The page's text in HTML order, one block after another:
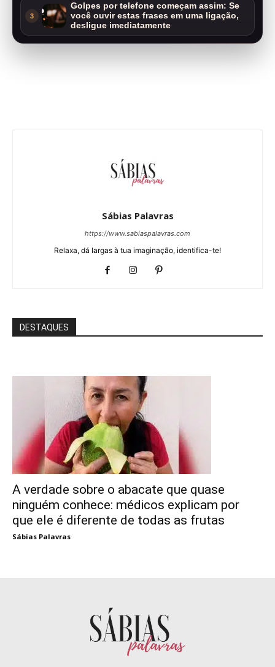
3
Golpes por telefone começam assim: Se
você ouvir estas frases em uma ligação,
desligue imediatamente
Sábias Palavras
https://www.sabiaspalavras.com
Relaxa, dá largas à tua imaginação, identifica-te!
DESTAQUES
A verdade sobre o abacate que quase
ninguém conhece: médicos explicam por
que ele é diferente de todas as frutas
Sábias Palavras